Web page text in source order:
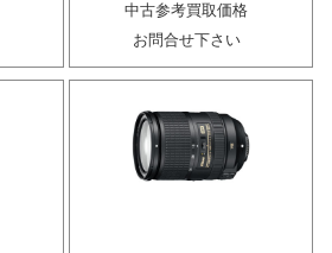
中古参考買取価格
お問合せ下さい